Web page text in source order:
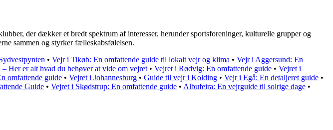
der dækker et bredt spektrum af interesser, herunder sportsforeninger, kulturelle grupper og
sammen og styrker fælleskabsfølelsen.
• Vejr i Tikøb: En omfattende guide til lokalt vejr og klima • Vejr i Aggersund: En
Her er alt hvad du behøver at vide om vejret • Vejret i Rødvig: En omfattende guide • Vejret i
omfattende guide • Vejret i Johannesburg • Guide til vejr i Kolding • Vejr i Egå: En detaljeret guide •
Guide • Vejret i Skødstrup: En omfattende guide • Albufeira: En vejrguide til solrige dage •